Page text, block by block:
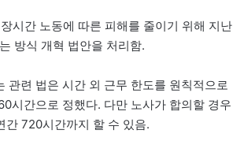
시간 노동에 따른 피해를 줄이기 위해 지난
방식 개혁 법안을 처리함.
관련 법은 시간 외 근무 한도를 원칙적으로
시간으로 정했다. 다만 노사가 합의할 경우
간 720시간까지 할 수 있음.